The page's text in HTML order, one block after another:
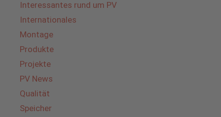
Interessantes rund um PV
Internationales
Montage
Produkte
Projekte
PV News
Qualität
Speicher